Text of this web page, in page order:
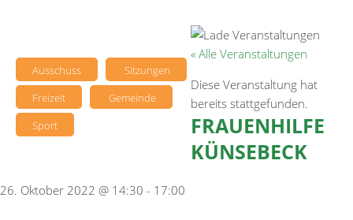
Ausschuss
Sitzungen
Freizeit
Gemeinde
Sport
« Alle Veranstaltungen
Diese Veranstaltung hat
bereits stattgefunden.
FRAUENHILFE
KÜNSEBECK
26. Oktober 2022 @ 14:30 - 17:00